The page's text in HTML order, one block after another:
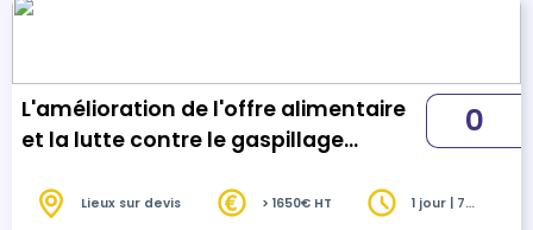
L'amélioration de l'offre alimentaire
et la lutte contre le gaspillage
0
Lieux sur devis > 1650€ HT
1 jour | 7